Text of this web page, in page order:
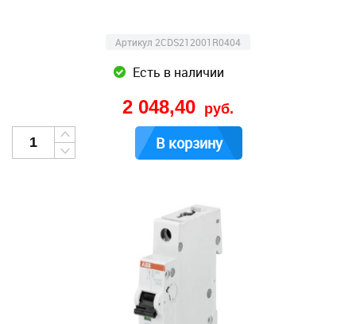
Артикул 2CDS212001R0404
Есть в наличии
2 048,40 руб.
В корзину